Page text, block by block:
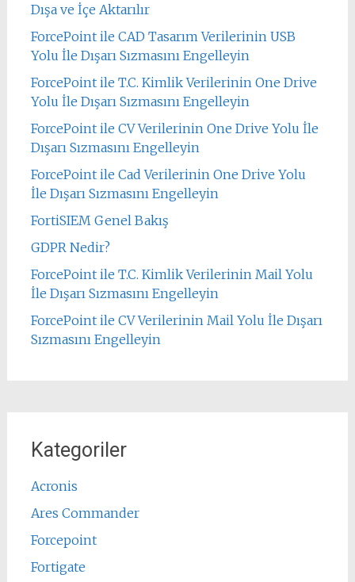
Dışa ve İçe Aktarılır
ForcePoint ile CAD Tasarım Verilerinin USB
Yolu İle Dışarı Sızmasını Engelleyin
ForcePoint ile T.C. Kimlik Verilerinin One Drive
Yolu İle Dışarı Sızmasını Engelleyin
ForcePoint ile CV Verilerinin One Drive Yolu İle
Dışarı Sızmasını Engelleyin
ForcePoint ile Cad Verilerinin One Drive Yolu
İle Dışarı Sızmasını Engelleyin
FortiSIEM Genel Bakış
GDPR Nedir?
ForcePoint ile T.C. Kimlik Verilerinin Mail Yolu
İle Dışarı Sızmasını Engelleyin
ForcePoint ile CV Verilerinin Mail Yolu İle Dışarı
Sızmasını Engelleyin
Kategoriler
Acronis
Ares Commander
Forcepoint
Fortigate